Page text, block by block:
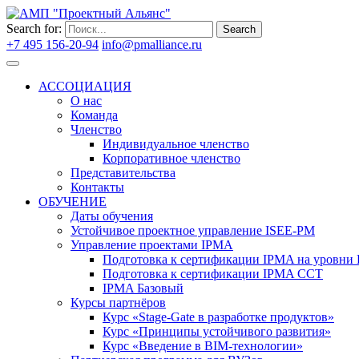
Search for: Search
+7 495 156-20-94 info@pmalliance.ru
АССОЦИАЦИЯ
О нас
Команда
Членство
Индивидуальное членство
Корпоративное членство
Представительства
Контакты
ОБУЧЕНИЕ
Даты обучения
Устойчивое проектное управление ISEE-PM
Управление проектами IPMA
Подготовка к сертификации IPMA на уровни
Подготовка к сертификации IPMA CCT
IPMA Базовый
Курсы партнёров
Курс «Stage-Gate в разработке продуктов»
Курс «Принципы устойчивого развития»
Курс «Введение в BIM-технологии»